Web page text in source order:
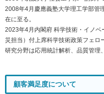
2008年4月慶應義塾大学理工学部管
在に至る。
2023年4月内閣府 科学技術・イノ
災担当）付上席科学技術政策フェロ
研究分野は応用統計解析、品質管理
顧客満足度について